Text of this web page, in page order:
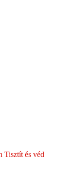
Tisztít és véd